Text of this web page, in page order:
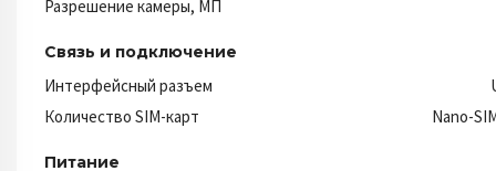
Разрешение камеры, МП
Связь и подключение
Интерфейсный разъем
Количество SIM-карт
Nano-
Питание